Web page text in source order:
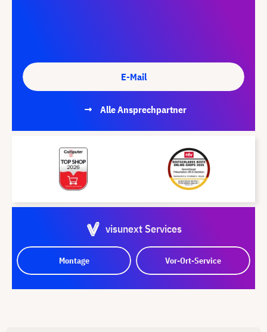
E-Mail
Alle Ansprechpartner
visunext Services
Montage Vor-Ort-Service